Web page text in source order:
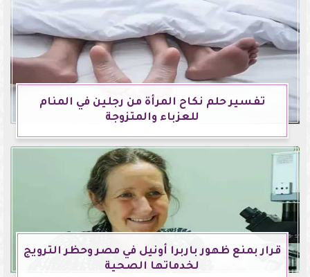
تفسير حلم نكاح المرأة من رجلين في المنام
للعزباء والمتزوجة
قرار بمنع ظهور باربرا أونيل في مصر وحظر الترويج
لخدماتها الصحية